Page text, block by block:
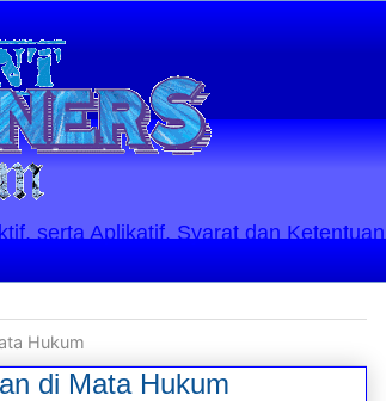
serta Aplikatif. Syarat dan Ketentuan
Hukum
di Mata Hukum